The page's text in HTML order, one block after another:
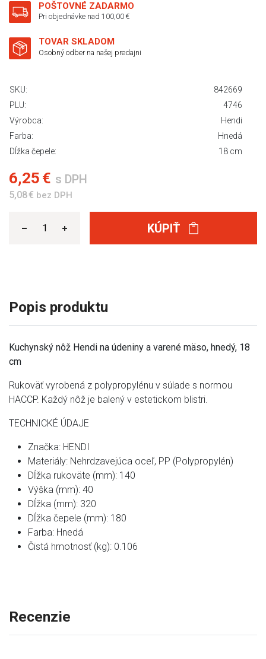
POŠTOVNÉ ZADARMO
Pri objednávke nad 100,00 €
TOVAR SKLADOM
Osobný odber na našej predajni
SKU:
842669
PLU:
4746
Výrobca:
Hendi
Farba:
Hnedá
Dĺžka čepele:
18 cm
6,25 € s DPH
5,08 € bez DPH
KÚPIŤ
Popis produktu
Kuchynský nôž Hendi na údeniny a varené mäso, hnedý, 18
cm
Rukoväť vyrobená z polypropylénu v súlade s normou
HACCP. Každý nôž je balený v estetickom blistri.
TECHNICKÉ ÚDAJE
Značka: HENDI
Materiály: Nehrdzavejúca oceľ, PP (Polypropylén)
Dĺžka rukoväte (mm): 140
Výška (mm): 40
Dĺžka (mm): 320
Dĺžka čepele (mm): 180
Farba: Hnedá
Čistá hmotnosť (kg): 0.106
Recenzie